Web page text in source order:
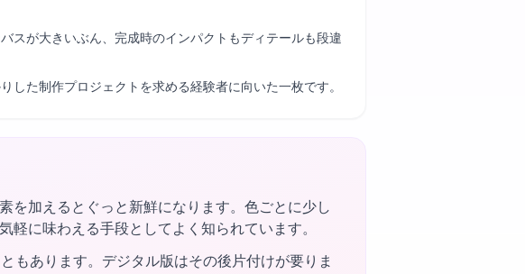
スが大きいぶん、完成時のインパクトもディテールも段違
した制作プロジェクトを求める経験者に向いた一枚です。
を加えるとぐっと新鮮になります。色ごとに少し
に味わえる手段としてよく知られています。
もあります。デジタル版はその後片付けが要りま